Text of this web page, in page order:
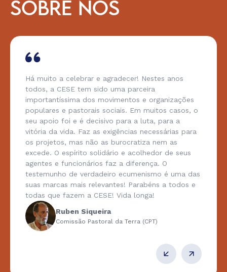
SOBRE NÓS
Há muito a celebrar e agradecer! Nestes anos
todos, a CESE tem sido uma parceira
importantíssima dos movimentos e organizações
populares e pastorais sociais. Em muitos casos, o
seu apoio foi e é decisivo para a luta, para a
vitória da vida. Faz as exigências necessárias para
os projetos, mas não as burocratiza nem as
excede. O espírito solidário e acolhedor de seus
agentes e funcionários faz a diferença. O
testemunho de verdadeiro ecumenismo é uma das
suas marcas mais relevantes! Parabéns a todos e
todas que fazem a CESE! Vida longa!
Ruben Siqueira
Comissão Pastoral da Terra (CPT)